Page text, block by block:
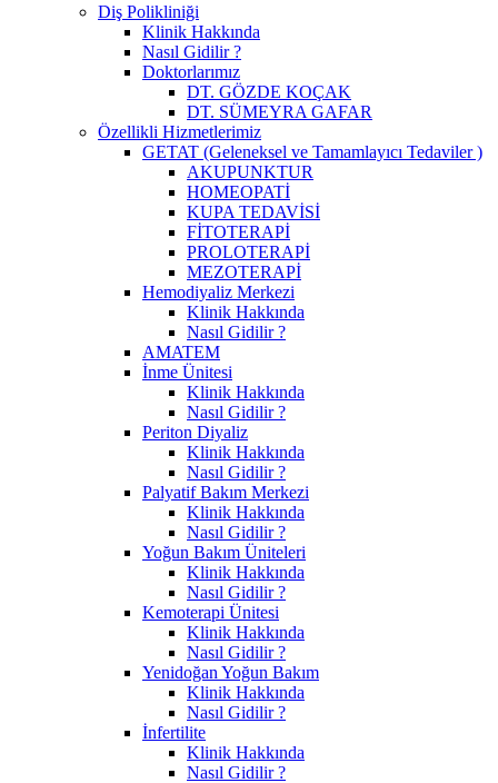
Diş Polikliniği
Klinik Hakkında
Nasıl Gidilir ?
Doktorlarımız
DT. GÖZDE KOÇAK
DT. SÜMEYRA GAFAR
Özellikli Hizmetlerimiz
GETAT (Geleneksel ve Tamamlayıcı Tedaviler )
AKUPUNKTUR
HOMEOPATİ
KUPA TEDAVİSİ
FİTOTERAPİ
PROLOTERAPİ
MEZOTERAPİ
Hemodiyaliz Merkezi
Klinik Hakkında
Nasıl Gidilir ?
AMATEM
İnme Ünitesi
Klinik Hakkında
Nasıl Gidilir ?
Periton Diyaliz
Klinik Hakkında
Nasıl Gidilir ?
Palyatif Bakım Merkezi
Klinik Hakkında
Nasıl Gidilir ?
Yoğun Bakım Üniteleri
Klinik Hakkında
Nasıl Gidilir ?
Kemoterapi Ünitesi
Klinik Hakkında
Nasıl Gidilir ?
Yenidoğan Yoğun Bakım
Klinik Hakkında
Nasıl Gidilir ?
İnfertilite
Klinik Hakkında
Nasıl Gidilir ?